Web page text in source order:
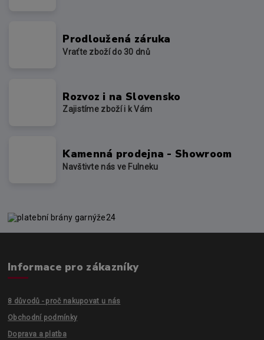
Prodloužená záruka
Vraťte zboží do 30 dnů
Rozvoz i na Slovensko
Zajistíme zboží i k Vám
Kamenná prodejna - Showroom
Navštivte nás ve Fulneku
Informace pro zákazníky
8 důvodů - proč nakupovat u nás
Obchodní podmínky
Doprava a platba